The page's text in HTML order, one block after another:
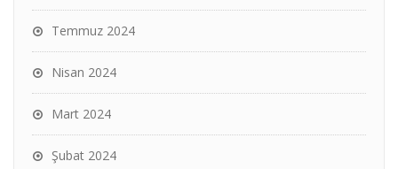
Temmuz 2024
Nisan 2024
Mart 2024
Şubat 2024